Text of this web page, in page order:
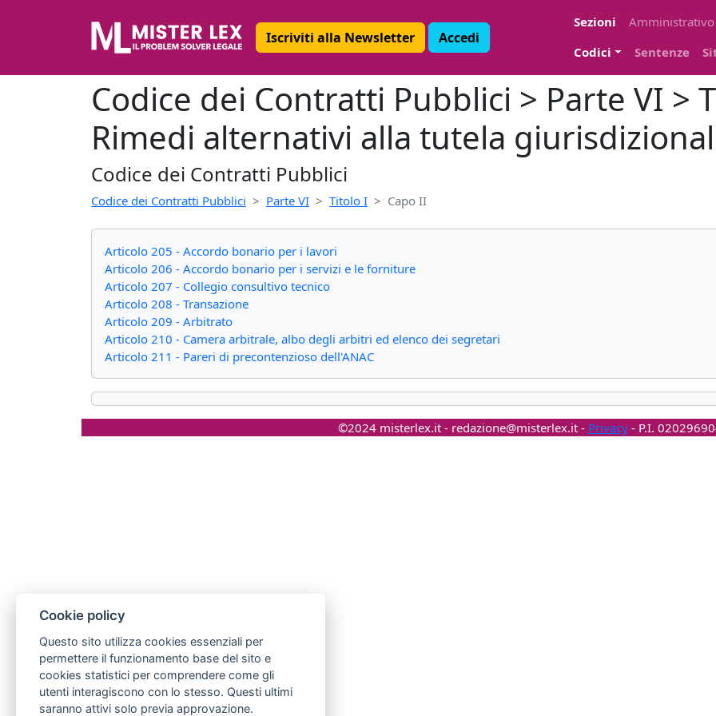
Iscriviti alla Newsletter Accedi
Sezioni
Amministrativo
Codici
Sentenze
Codice dei Contratti Pubblici > Parte VI >
Rimedi alternativi alla tutela
Codice dei Contratti Pubblici
Codice dei Contratti Pubblici Parte VI Titolo I Capo II
Articolo 205 - Accordo bonario per i lavori
Articolo 206 - Accordo bonario per i servizi e le forniture
Articolo 207 - Collegio consultivo tecnico
Articolo 208 - Transazione
Articolo 209 - Arbitrato
Articolo 210 - Camera arbitrale, albo degli arbitri ed elenco dei segretari
Articolo 211 - Pareri di precontenzioso dell'ANAC
©2024 misterlex.it - redazione@misterlex.it- Privacy- P.I.
Cookie policy
Questo sito utilizza cookies essenziali per
permettere il funzionamento base del sito e
cookies statistici per comprendere come gli
utenti interagiscono con lo stesso. Questi ultimi
saranno attivi solo previa approvazione.